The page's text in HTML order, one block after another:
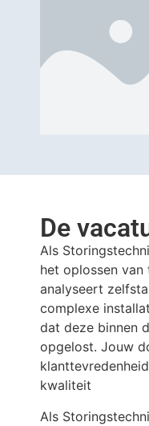
De
Als
het oplossen van
analyseert
complexe
dat deze binnen
opgelost. Jouw
kwaliteit
Als